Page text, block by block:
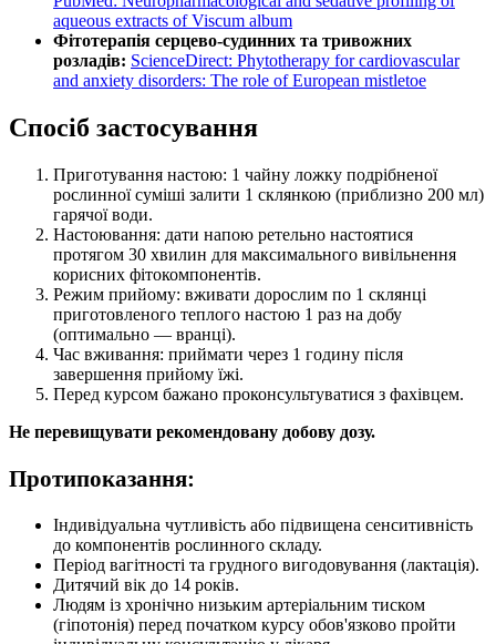
aqueous extracts of Viscum album
Фітотерапія серцево-судинних та тривожних
розладів: ScienceDirect: Phytotherapy for cardiovascular
and anxiety disorders: The role of European mistletoe
Спосіб застосування
Приготування настою: 1 чайну ложку подрібненої
рослинної суміші залити 1 склянкою (приблизно 200 мл)
гарячої води.
Настоювання: дати напою ретельно настоятися
протягом 30 хвилин для максимального вивільнення
корисних фітокомпонентів.
Режим прийому: вживати дорослим по 1 склянці
приготовленого теплого настою 1 раз на добу
(оптимально — вранці).
Час вживання: приймати через 1 годину після
завершення прийому їжі.
Перед курсом бажано проконсультуватися з фахівцем.
Не перевищувати рекомендовану добову дозу.
Протипоказання:
Індивідуальна чутливість або підвищена сенситивність
до компонентів рослинного складу.
Період вагітності та грудного вигодовування (лактація).
Дитячий вік до 14 років.
Людям із хронічно низьким артеріальним тиском
(гіпотонія) перед початком курсу обов'язково пройти